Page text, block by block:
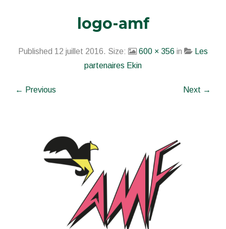
logo-amf
Published 12 juillet 2016. Size: 600 × 356 in
Les
partenaires Ekin
← Previous Next →